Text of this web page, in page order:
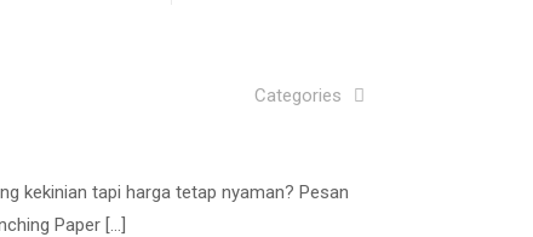
Categories
kekinian tapi harga tetap nyaman? Pesan
Paper[…]